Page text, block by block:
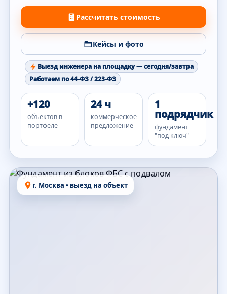
Рассчитать стоимость
Кейсы и фото
Выезд инженера на площадку — сегодня/завтра
Работаем по 44-ФЗ / 223-ФЗ
+120
объектов в
портфеле
24 ч
коммерческое
предложение
1
подрядчик
фундамент
"под ключ"
г. Москва • выезд на объект